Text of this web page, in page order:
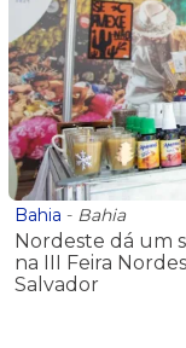
Bahia - Bahia
Nordeste dá um
na III Feira
Salvador